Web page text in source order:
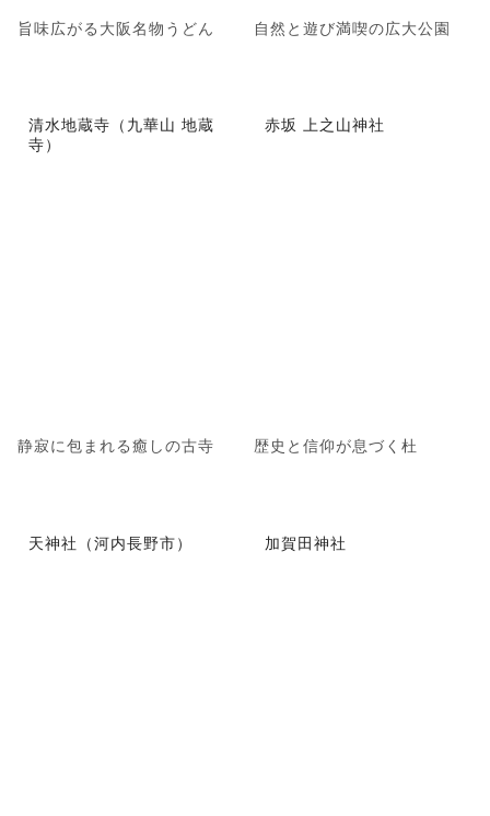
旨味広がる大阪名物うどん 自然と遊び満喫の広大公園
清水地蔵寺（九華山 地蔵
寺）
静寂に包まれる癒しの古寺
赤坂 上之山神社
歴史と信仰が息づく杜
天神社（河内長野市） 加賀田神社